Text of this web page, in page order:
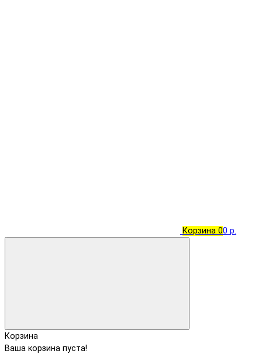
Корзина 00 р.
Корзина
Ваша корзина пуста!